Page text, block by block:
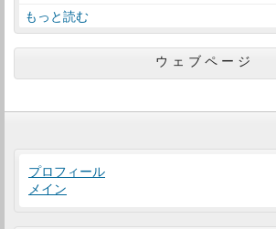
もっと読む
ウェブページ
プロフィール
メイン